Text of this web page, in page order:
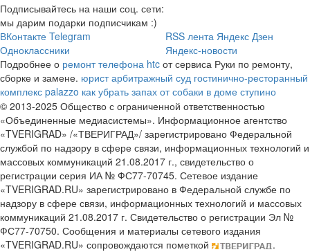
Подписывайтесь на наши соц. сети:
мы дарим подарки подписчикам :)
ВКонтакте Telegram
Одноклассники
RSS лента Яндекс Дзен
Яндекс-новости
Подробнее о ремонт телефона htc от сервиса Руки по ремонту,
сборке и замене. юрист арбитражный суд гостинично-ресторанный
комплекс palazzo как убрать запах от собаки в доме ступино
© 2013-2025 Общество с ограниченной ответственностью
«Объединенные медиасистемы». Информационное агентство
«TVERIGRAD» /«ТВЕРИГРАД»/ зарегистрировано Федеральной
службой по надзору в сфере связи, информационных технологий и
массовых коммуникаций 21.08.2017 г., свидетельство о
регистрации серия ИА № ФС77-70745. Сетевое издание
«TVERIGRAD.RU» зарегистрировано в Федеральной службе по
надзору в сфере связи, информационных технологий и массовых
коммуникаций 21.08.2017 г. Свидетельство о регистрации Эл №
ФС77-70750. Сообщения и материалы сетевого издания
«TVERIGRAD.RU» сопровождаются пометкой
.